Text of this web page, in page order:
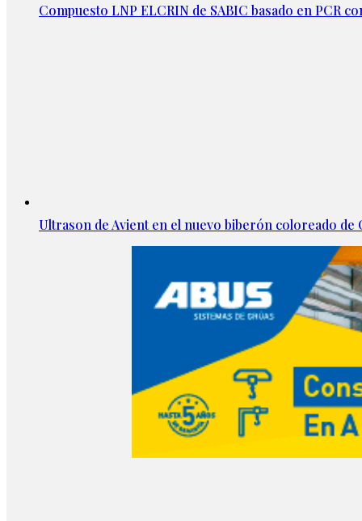
Compuesto LNP ELCRIN de SABIC basado en PCR
Ultrason de Avient en el nuevo biberón coloreado de